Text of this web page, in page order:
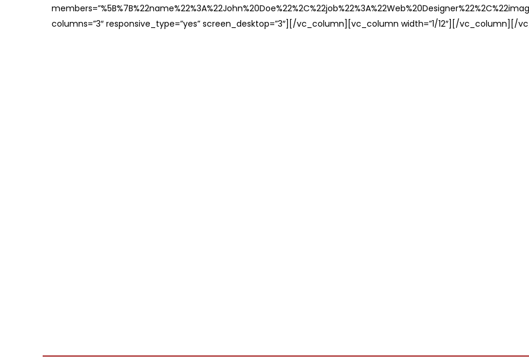
columns=”3″ responsive_type=”yes” screen_desktop=”3″][/vc_column][vc_column width=”1/12″][/vc_column][/